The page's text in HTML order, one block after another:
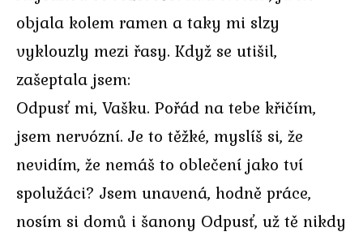
objala kolem ramen a taky mi slzy
vyklouzly mezi řasy. Když se utišil,
zašeptala jsem:
Odpusť mi, Vašku. Pořád na tebe křičím,
jsem nervózní. Je to těžké, myslíš si, že
nevidím, že nemáš to oblečení jako tví
spolužáci? Jsem unavená, hodně práce,
nosím si domů i šanony Odpusť, už tě nikdy